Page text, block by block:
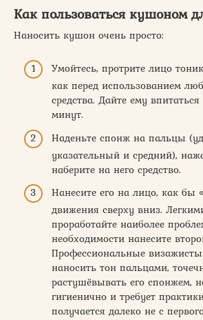
Как пользоваться кушоном
Наносить кушон очень просто:
Умойтесь, протрите лицо
как перед использованием
средства. Дайте ему
минут.
Наденьте спонж на пальцы
указательный и средний),
наберите на него средство.
Нанесите его на лицо, как бы
движения сверху вниз.
проработайте наиболее
необходимости нанесите
Профессиональные
наносить тон пальцами,
растушёвывать его спонжем,
гигиенично и требует
получается далеко не с